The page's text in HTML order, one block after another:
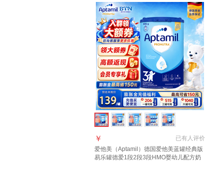
已有人评价
￥
爱他美（Aptamil）德国爱他美蓝罐经典版
易乐罐德爱1段2段3段HMO婴幼儿配方奶